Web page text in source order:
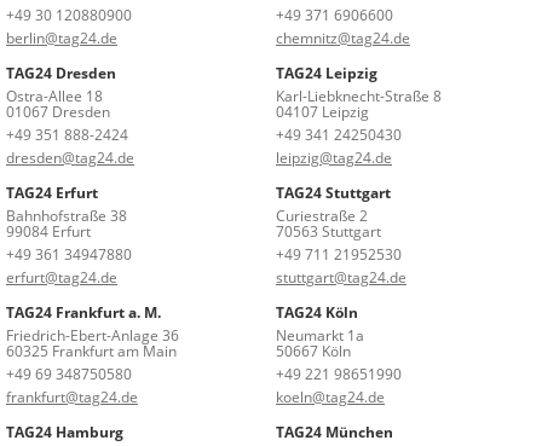
+49 30 120880900
berlin@tag24.de
+49 371 6906600
chemnitz@tag24.de
TAG24 Dresden
Ostra-Allee 18
01067 Dresden
+49 351 888-2424
dresden@tag24.de
TAG24 Leipzig
Karl-Liebknecht-Straße 8
04107 Leipzig
+49 341 24250430
leipzig@tag24.de
TAG24 Erfurt
Bahnhofstraße 38
99084 Erfurt
+49 361 34947880
erfurt@tag24.de
TAG24 Stuttgart
Curiestraße 2
70563 Stuttgart
+49 711 21952530
stuttgart@tag24.de
TAG24 Frankfurt a. M.
Friedrich-Ebert-Anlage 36
60325 Frankfurt am Main
+49 69 348750580
frankfurt@tag24.de
TAG24 Köln
Neumarkt 1a
50667 Köln
+49 221 98651990
koeln@tag24.de
TAG24 Hamburg
TAG24 München